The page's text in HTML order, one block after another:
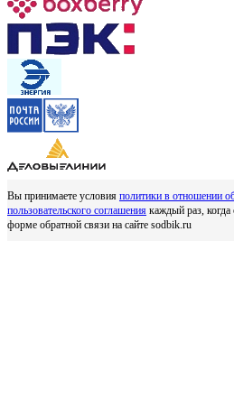
Вы принимаете условия политики в отношении
пользовательского соглашения каждый раз,
форме обратной связи на сайте sodbik.ru